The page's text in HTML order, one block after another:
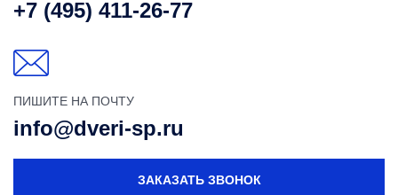
+7 (495) 411-26-77
ПИШИТЕ НА ПОЧТУ
info@dveri-sp.ru
ЗАКАЗАТЬ ЗВОНОК